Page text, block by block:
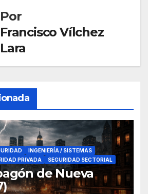
Por
Francisco Vílchez
Lara
INGENIERÍA / SISTEMAS
PRIVADA
SEGURIDAD SECTORIAL
de Nueva